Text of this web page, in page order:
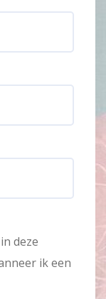
deze
ik een